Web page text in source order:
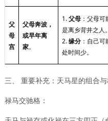
父
母
宫
父母奔波，
或早年离
家。
1.父母：父母可
是离乡背井之人。
2.缘分：自己可
处时间少。
三、 重要补充：天马星的组合与
禄马交驰格：